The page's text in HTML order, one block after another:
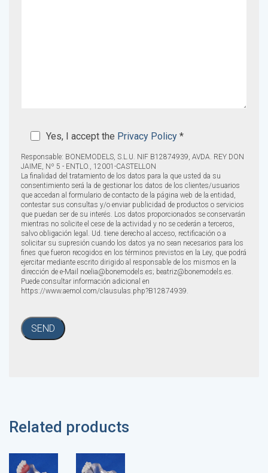
Yes, I accept the Privacy Policy *
Responsable: BONEMODELS, S.L.U. NIF B12874939, AVDA. REY DON
JAIME, Nº 5 - ENTLO., 12001-CASTELLON
La finalidad del tratamiento de los datos para la que usted da su
consentimiento será la de gestionar los datos de los clientes/usuarios
que accedan al formulario de contacto de la página web de la entidad,
contestar sus consultas y/o enviar publicidad de productos o servicios
que puedan ser de su interés. Los datos proporcionados se conservarán
mientras no solicite el cese de la actividad y no se cederán a terceros,
salvo obligación legal. Ud. tiene derecho al acceso, rectificación o a
solicitar su supresión cuando los datos ya no sean necesarios para los
fines que fueron recogidos en los términos previstos en la Ley, que podrá
ejercitar mediante escrito dirigido al responsable de los mismos en la
dirección de e-Mail noelia@bonemodels.es; beatriz@bonemodels.es.
Puede consultar información adicional en
https://www.aemol.com/clausulas.php?B12874939.
Related products